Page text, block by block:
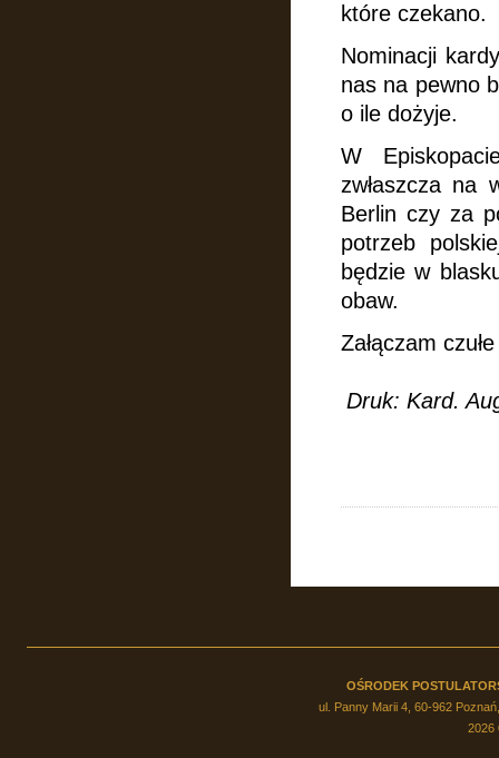
które czekano.
Nominacji
nas na pewno
o ile dożyje.
W
zwłaszcza na
Berlin czy za
potrzeb
będzie w
obaw.
Załączam
Druk: Kard.
OŚRODEK
ul. Panny Marii 4, 60-962
2026